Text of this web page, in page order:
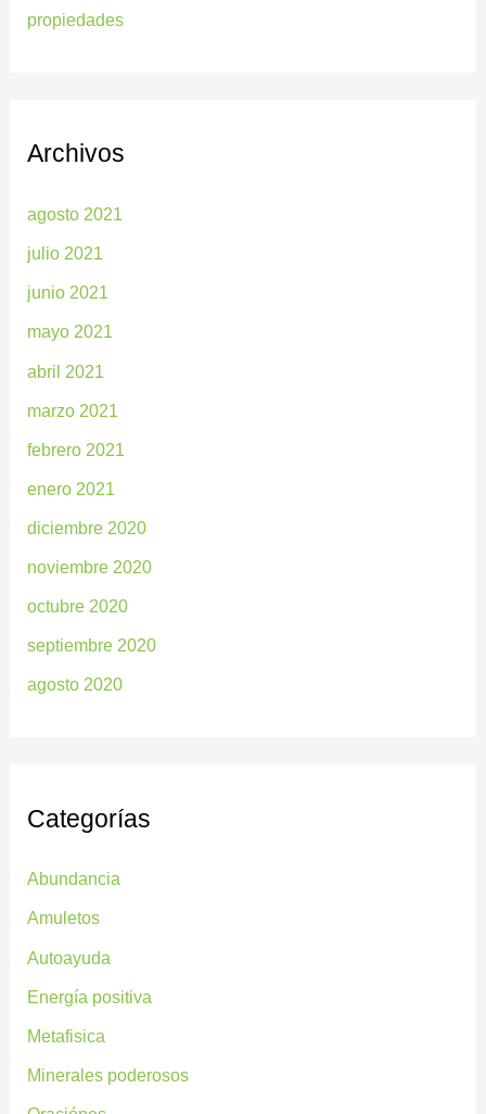
propiedades
Archivos
agosto 2021
julio 2021
junio 2021
mayo 2021
abril 2021
marzo 2021
febrero 2021
enero 2021
diciembre 2020
noviembre 2020
octubre 2020
septiembre 2020
agosto 2020
Categorías
Abundancia
Amuletos
Autoayuda
Energía positiva
Metafisica
Minerales poderosos